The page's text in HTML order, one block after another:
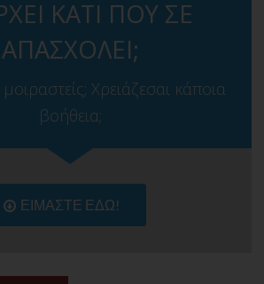
ΚΑΤΙ ΠΟΥ ΣΕ
ΑΠΑΣΧΟΛΕΙ;
Χρειάζεσαι κάποια
βοήθεια;
ΕΙΜΑΣΤΕ ΕΔΩ!